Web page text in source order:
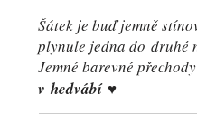
Šátek je buď jemně
plynule jedna do druhé
Jemné barevné
v hedvábí ♥